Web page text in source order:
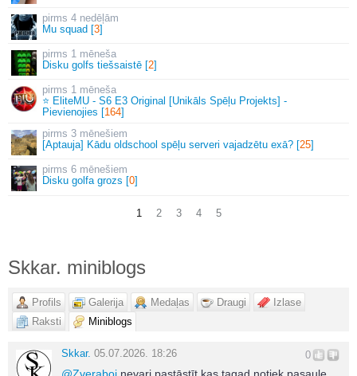
4 nedēļām
Mu squad [3]
1 mēneša
Disku golfs tiešsaistē [2]
1 mēneša
⭐ EliteMU - S6 E3 Original [Unikāls Spēļu Projekts] -
Pievienojies [164]
3 mēnešiem
[Aptauja] Kādu oldschool spēļu serveri vajadzētu exā? [25]
6 mēnešiem
Disku golfa grozs [0]
1 2 3 4 5
Skkar. miniblogs
Profils Galerija Medaļas Draugi
Izlase
Raksti
Miniblogs
0
Skkar. 05.07.2026. 18:26